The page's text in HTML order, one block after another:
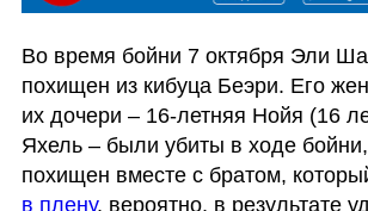
Во время бойни 7 октября Эли
похищен из кибуца Беэри. Его
их дочери – 16-летняя Нойя (16
Яхель – были убиты в ходе
похищен вместе с братом,
в плену, вероятно, в результате